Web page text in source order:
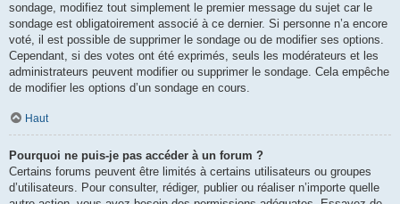
sondage, modifiez tout simplement le premier message du sujet car le
sondage est obligatoirement associé à ce dernier. Si personne n’a encore
voté, il est possible de supprimer le sondage ou de modifier ses options.
Cependant, si des votes ont été exprimés, seuls les modérateurs et les
administrateurs peuvent modifier ou supprimer le sondage. Cela empêche
de modifier les options d’un sondage en cours.
Haut
Pourquoi ne puis-je pas accéder à un forum ?
Certains forums peuvent être limités à certains utilisateurs ou groupes
d’utilisateurs. Pour consulter, rédiger, publier ou réaliser n’importe quelle